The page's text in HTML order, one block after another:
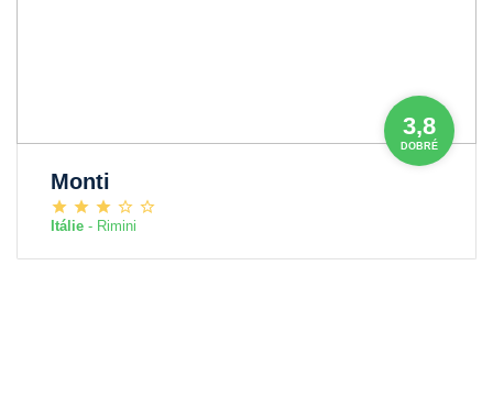
3,8
DOBRÉ
Monti
Itálie - Rimini